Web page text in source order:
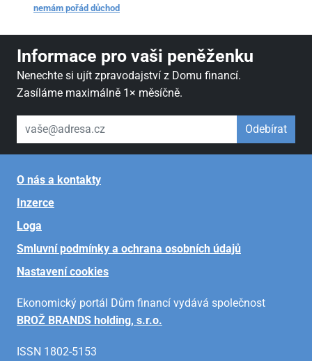
nemám pořád důchod
Informace pro vaši peněženku
Nenechte si ujít zpravodajství z Domu financí.
Zasíláme maximálně 1× měsíčně.
váš email Odebírat
O nás a kontakty
Inzerce
Loga
Smluvní podmínky a ochrana osobních údajů
Nastavení cookies
Ekonomický portál Dům financí vydává společnost
BROŽ BRANDS holding, s.r.o.
ISSN 1802-5153